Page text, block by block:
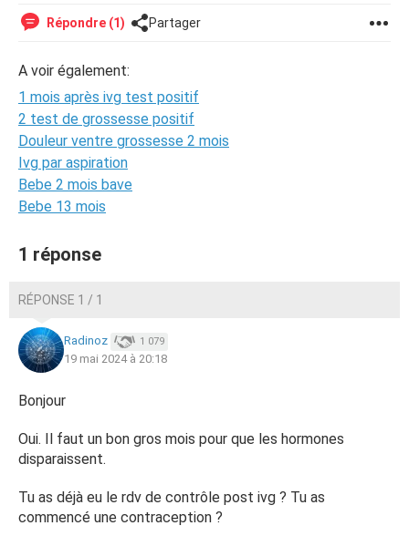
Répondre (1) Partager
A voir également:
1 mois après ivg test positif
2 test de grossesse positif
Douleur ventre grossesse 2 mois
Ivg par aspiration
Bebe 2 mois bave
Bebe 13 mois
1 réponse
RÉPONSE 1 / 1
Radinoz 1 079
19 mai 2024 à 20:18
Bonjour
Oui. Il faut un bon gros mois pour que les hormones
disparaissent.
Tu as déjà eu le rdv de contrôle post ivg ? Tu as
commencé une contraception ?